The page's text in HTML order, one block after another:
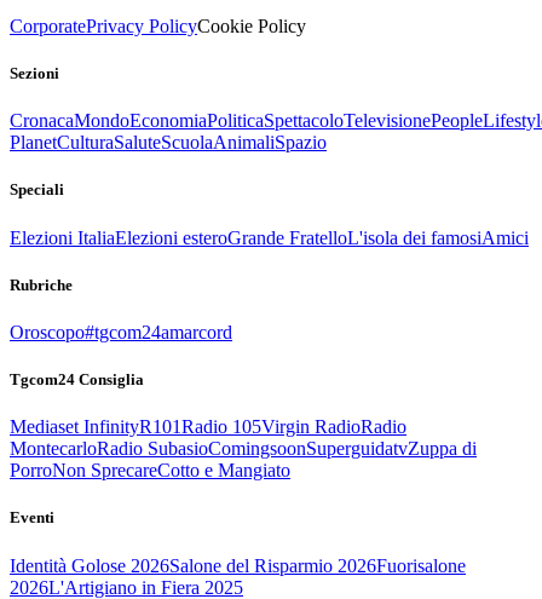
CorporatePrivacy PolicyCookie Policy
Sezioni
CronacaMondoEconomiaPoliticaSpettacoloTelevisionePeople
PlanetCulturaSaluteScuolaAnimaliSpazio
Speciali
Elezioni ItaliaElezioni esteroGrande FratelloL'isola dei famosiAmici
Rubriche
Oroscopo#tgcom24amarcord
Tgcom24 Consiglia
Mediaset InfinityR101Radio 105Virgin RadioRadio
MontecarloRadio SubasioComingsoonSuperguidatvZuppa di
PorroNon SprecareCotto e Mangiato
Eventi
Identità Golose 2026Salone del Risparmio 2026Fuorisalone
2026L'Artigiano in Fiera 2025